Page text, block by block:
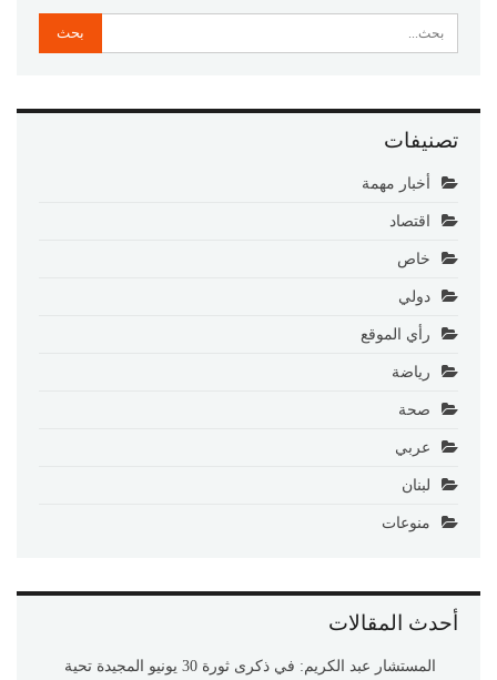
تصنيفات
أخبار مهمة
اقتصاد
خاص
دولي
رأي الموقع
رياضة
صحة
عربي
لبنان
منوعات
أحدث المقالات
المستشار عبد الكريم: في ذكرى ثورة 30 يونيو المجيدة تحية